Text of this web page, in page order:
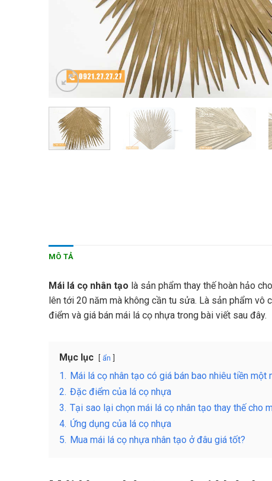
MÔ TẢ
Mái lá cọ nhân tạo là sản phẩm thay thế hoàn hảo
lên tới 20 năm mà không cần tu sửa. Là sản phẩm vô
điểm và giá bán mái lá cọ nhựa trong bài viết sau đây.
Mục lục ẩn
1. Mái lá cọ nhân tạo có giá bán bao nhiêu tiền một
2. Đặc điểm của lá cọ nhựa
3. Tại sao lại chọn mái lá cọ nhân tạo thay thế cho
4. Ứng dụng của lá cọ nhựa
5. Mua mái lá cọ nhựa nhân tạo ở đâu giá tốt?